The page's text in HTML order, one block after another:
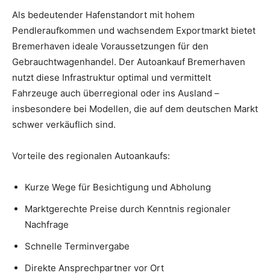
Als bedeutender Hafenstandort mit hohem
Pendleraufkommen und wachsendem Exportmarkt bietet
Bremerhaven ideale Voraussetzungen für den
Gebrauchtwagenhandel. Der Autoankauf Bremerhaven
nutzt diese Infrastruktur optimal und vermittelt
Fahrzeuge auch überregional oder ins Ausland –
insbesondere bei Modellen, die auf dem deutschen Markt
schwer verkäuflich sind.
Vorteile des regionalen Autoankaufs:
Kurze Wege für Besichtigung und Abholung
Marktgerechte Preise durch Kenntnis regionaler
Nachfrage
Schnelle Terminvergabe
Direkte Ansprechpartner vor Ort